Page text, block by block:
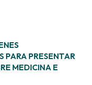
PARA PRESENTAR
MEDICINA E